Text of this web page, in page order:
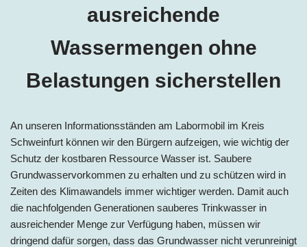
ausreichende
Wassermengen ohne
Belastungen sicherstellen
An unseren Informationsständen am Labormobil im Kreis
Schweinfurt können wir den Bürgern aufzeigen, wie wichtig der
Schutz der kostbaren Ressource Wasser ist. Saubere
Grundwasservorkommen zu erhalten und zu schützen wird in
Zeiten des Klimawandels immer wichtiger werden. Damit auch
die nachfolgenden Generationen sauberes Trinkwasser in
ausreichender Menge zur Verfügung haben, müssen wir
dringend dafür sorgen, dass das Grundwasser nicht verunreinigt